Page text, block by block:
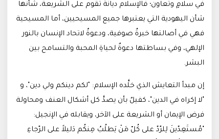
في سلامٍ وتعاون؛ فالإسلام ديانةٌ تقوم على الشريعة، شأنها
شأن اليهودية التي يعتبرها جميع المسيحيين، أما المسيحية
فهي في أصالتها خبرةٌ صوفية، ودعوةٌ لاتحاد الإنسان بالنور
الإلهي، وفي بساطتها دعوةٌ لحياةِ المحبة والتسامح بين
البشر.
إن مبدأ التعايش الذي خلَّده الإسلام: "لكم دينكم ولي دين"، و
"لا إكراه في الدين"، كفيلٌ بأن يصدَّ كل أشكال العنف ومحاولة
فرض الإيمان أو الشريعة على الآخر، ويقابله في الإنجيل:
"مُستَعِدّينَ لِلرّدّ على كُلّ مَنْ يَطلُبُ مِنكُم دَليلاً على الرّجاءِ